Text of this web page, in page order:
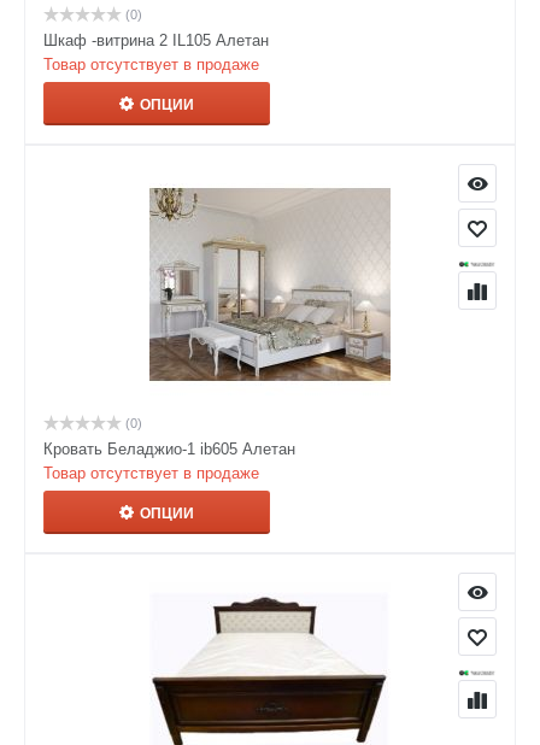
(0)
Шкаф -витрина 2 IL105 Алетан
Товар отсутствует в продаже
ОПЦИИ
(0)
Кровать Беладжио-1 ib605 Алетан
Товар отсутствует в продаже
ОПЦИИ